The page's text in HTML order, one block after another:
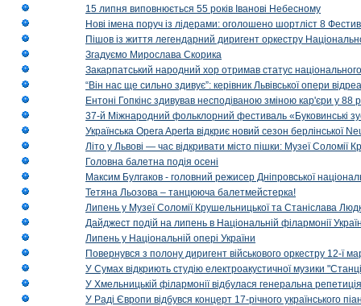
15 липня виповнюється 55 років Іванові Небесному
Нові імена поруч із лідерами: оголошено шортліст 8
Пішов із життя легендарний диригент оркестру
Згадуємо Мирослава Скорика
Закарпатський народний хор отримав статус національного
“Він нас ще сильно здивує”: керівник Львівської опери
Ентоні Гопкінс здивував несподіваною зміною кар'єри у 88
37-й Міжнародний фольклорний фестиваль «Буковинські
Українська Opera Aperta відкриє новий сезон берлінської
Літо у Львові — час відкривати місто пішки: Музеї Соломії
Головна балетна подія осені
Максим Булгаков - головний режисер Дніпровської
Тетяна Льозова – танцююча балетмейстерка!
Липень у Музеї Соломії Крушельницької та Станіслава
Дайджест подій на липень в Національній філармонії
Липень у Національній опері України
Повернувся з полону диригент військового оркестру 12-ї
У Сумах відкриють студію електроакустичної музики
У Хмельницькій філармонії відбулася генеральна
У Раді Європи відбувся концерт 17-річного українського